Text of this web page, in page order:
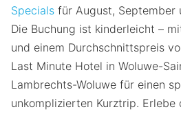
Specials für August, September
Die Buchung ist kinderleicht –
und einem Durchschnittspreis
Last Minute Hotel in Woluwe-
Lambrechts-Woluwe für einen
unkomplizierten Kurztrip.